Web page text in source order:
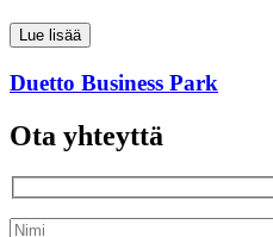
Lue lisää
Duetto Business Park
Ota yhteyttä